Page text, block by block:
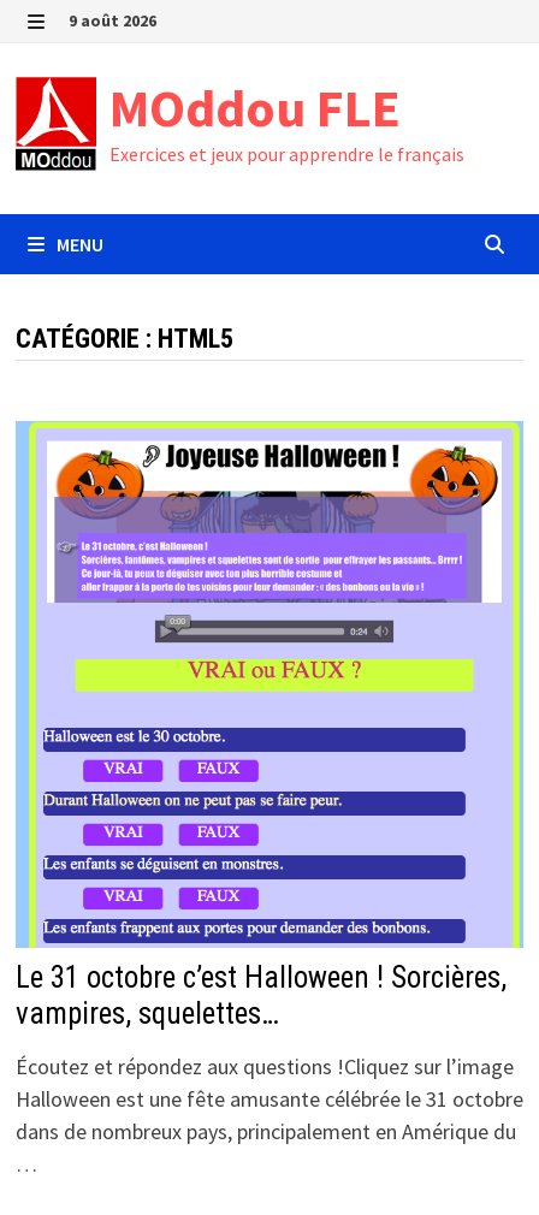
Passer
contenu
9 août 2026
MOddou FLE
Exercices et jeux pour apprendre le français
MENU
CATÉGORIE : HTML5
Le 31 octobre c’est Halloween ! Sorcières,
vampires, squelettes…
Écoutez et répondez aux questions !Cliquez sur l’image
Halloween est une fête amusante célébrée le 31 octobre
dans de nombreux pays, principalement en Amérique du
…